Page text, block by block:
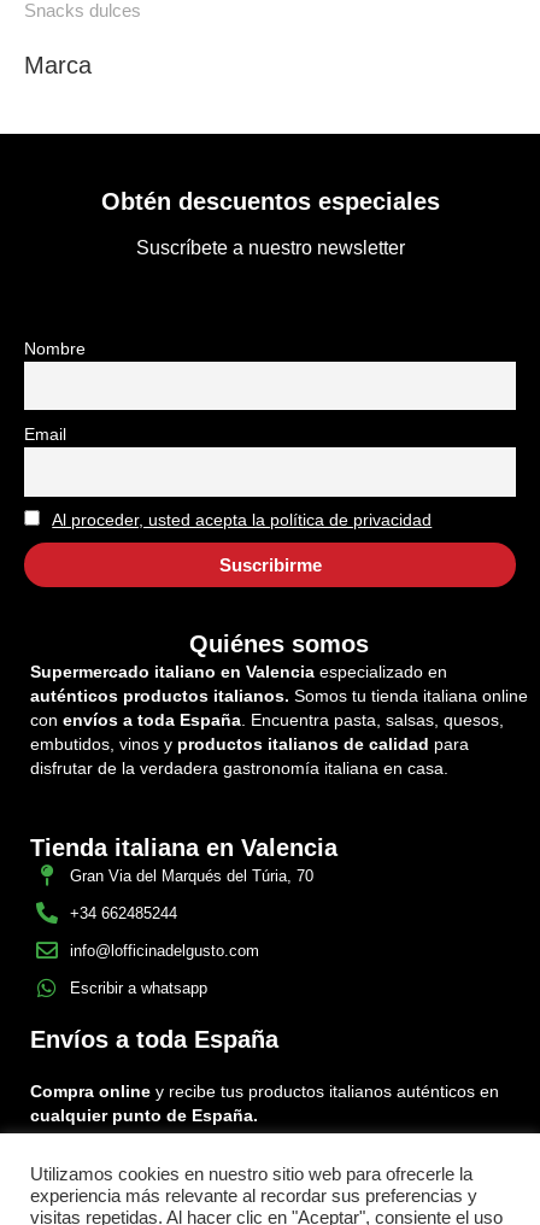
Snacks dulces
Marca
Obtén descuentos especiales
Suscríbete a nuestro newsletter
Nombre
Email
Al proceder, usted acepta la política de privacidad
Quiénes somos
Supermercado italiano en Valencia especializado en
auténticos productos italianos. Somos tu tienda italiana online
con envíos a toda España . Encuentra pasta, salsas, quesos,
embutidos, vinos y productos italianos de calidad para
disfrutar de la verdadera gastronomía italiana en casa.
Tienda italiana en Valencia
Gran Via del Marqués del Túria, 70
+34 662485244
info@lofficinadelgusto.com
Escribir a whatsapp
Envíos a toda España
Compra online y recibe tus productos italianos auténticos en
cualquier punto de España.
Encuéntranos en:
FacebookInstagram
Tiktok
Utilizamos cookies en nuestro sitio web para ofrecerle la
experiencia más relevante al recordar sus preferencias y
visitas repetidas. Al hacer clic en "Aceptar", consiente el uso